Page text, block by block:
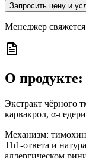
Запросить цену и
Менеджер
О продукте:
Экстракт чёрного
карвакрол, α-
Механизм:
Th1-ответа и
аллергическом